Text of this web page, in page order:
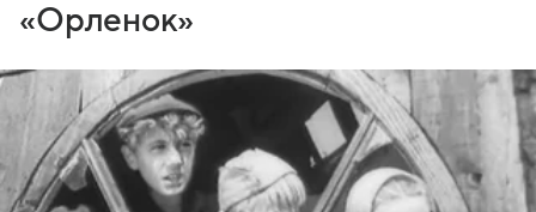
«Орленок»